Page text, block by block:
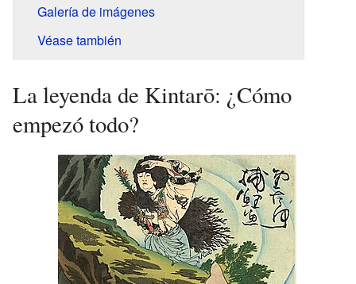
Galería de imágenes
Véase también
La leyenda de Kintarō: ¿Cómo
empezó todo?